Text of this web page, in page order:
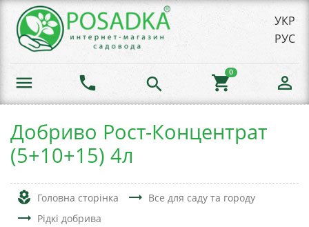
УКР
РУС
menu phone search shopping_cart
0
person_outline
Добриво Рост-Концентрат
(5+10+15) 4л
local_florist Головна сторінка trending_flat Все для саду та городу
trending_flat Рідкі добрива